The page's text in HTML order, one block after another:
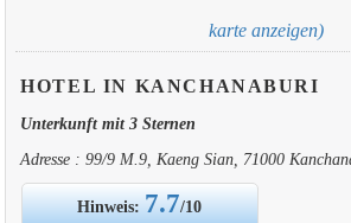
karte anzeigen)
HOTEL IN KANCHANABURI
Unterkunft mit 3 Sternen
Adresse : 99/9 M.9, Kaeng Sian, 71000
Hinweis: 7.7/10